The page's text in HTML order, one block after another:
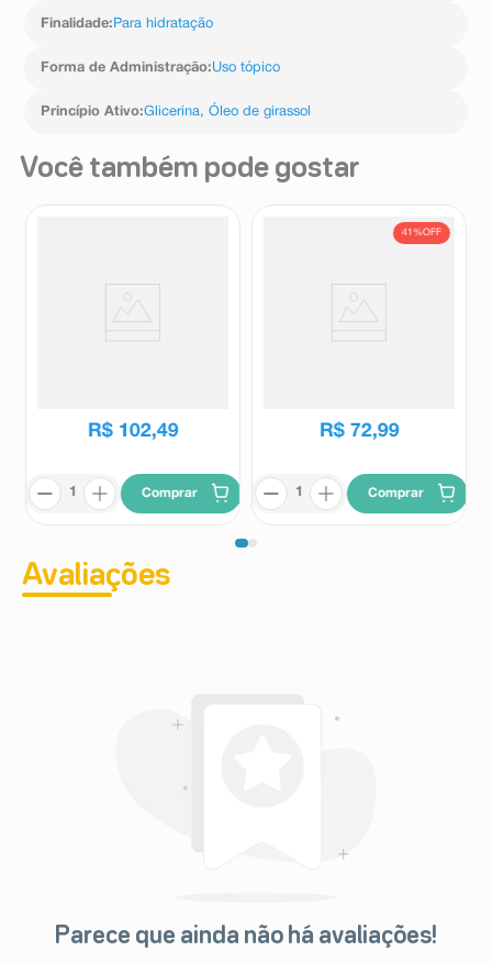
Finalidade: Para hidratação
Forma de Administração:Uso tópico
Princípio Ativo:Glicerina,Óleo de girassol
Você também pode gostar
R$ 102,49
Comprar
41%OFF
R$ 72,99
Comprar
Avaliações
Parece que ainda não há avaliações!